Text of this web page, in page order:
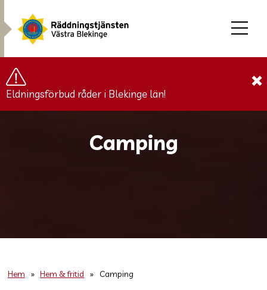
Eldningsförbud råder i Blekinge län!
×
Camping
Hem » Hem & fritid » Camping